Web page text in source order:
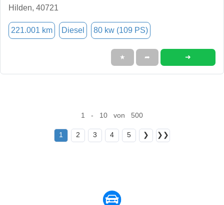
Hilden, 40721
221.001 km Diesel 80 kw (109 PS)
★ ➦ ➜
1 - 10 von 500
1 2 3 4 5 ❯ ❯❯